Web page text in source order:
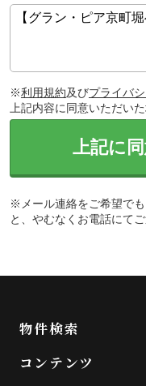
※利用規約及びプライバ
上記内容に同意いただい
上記に
※メール連絡をご希望で
と、やむなくお電話にて
物件検索
コンテンツ